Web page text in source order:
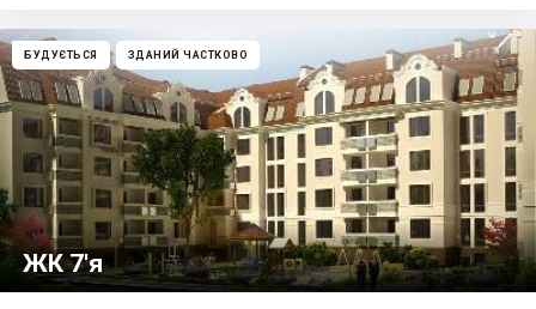
БУДУЄТЬСЯ ЗДАНИЙ ЧАСТКОВО
ЖК 7'я